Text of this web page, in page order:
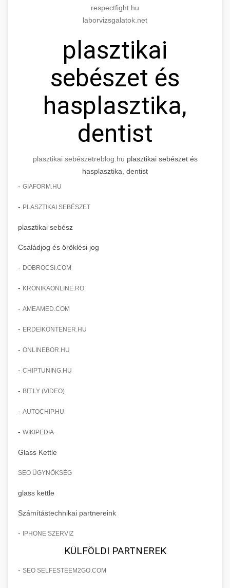
respectfight.hu
laborvizsgalatok.net
plasztikai
sebészet és
hasplasztika,
dentist
plasztikai sebészetreblog.hu plasztikai sebészet és
hasplasztika, dentist
- GIAFORM.HU
- PLASZTIKAI SEBÉSZET
plasztikai sebész
Családjog és öröklési jog
- DOBROCSI.COM
- KRONIKAONLINE.RO
- AMEAMED.COM
- ERDEIKONTENER.HU
- ONLINEBOR.HU
- CHIPTUNING.HU
- BIT.LY (VIDEO)
- AUTOCHIP.HU
- WIKIPEDIA
Glass Kettle
SEO ÜGYNÖKSÉG
glass kettle
Számítástechnikai partnereink
- IPHONE SZERVIZ
KÜLFÖLDI PARTNEREK
- SEO SELFESTEEM2GO.COM